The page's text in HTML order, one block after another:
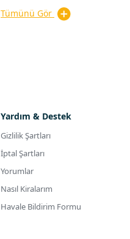
Tümünü Gör
Yardım & Destek
Gizlilik Şartları
İptal Şartları
Yorumlar
Nasıl Kiralarım
Havale Bildirim Formu